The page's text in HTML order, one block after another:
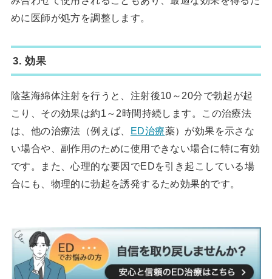
めに医師が処方を調整します。
3.効果
陰茎海綿体注射を行うと、注射後10～20分で勃起が起
こり、その効果は約1～2時間持続します。この治療法
は、他の治療法（例えば、 ED治療薬）が効果を示さな
い場合や、副作用のために使用できない場合に特に有効
です。また、心理的な要因でEDを引き起こしている場
合にも、物理的に勃起を誘発するため効果的です。